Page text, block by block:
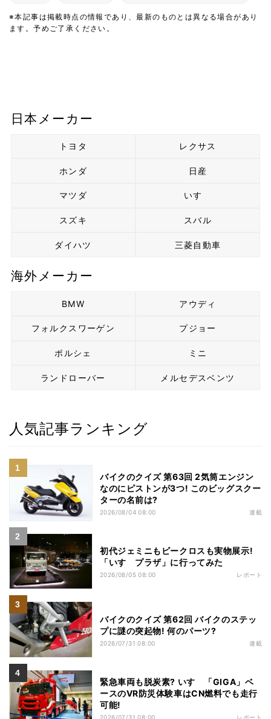
※本記事は掲載時点の情報であり、最新のものとは異なる場合があり
ます。予めご了承ください。
日本メーカー
トヨタ レクサス
ホンダ 日産
マツダ いすゞ
スズキ スバル
ダイハツ 三菱自動車
海外メーカー
BMW アウディ
フォルクスワーゲン プジョー
ポルシェ ミニ
ランドローバー メルセデスベンツ
人気記事ランキング
バイクのクイズ 第63回 2気筒エンジン
なのにピストンが3つ! このビッグスクー
ターの名前は?
2026/08/04 08:00 連載
初代ジェミニもビークロスも実物展示!
「いすゞプラザ」に行ってみた
2026/08/05 08:00 レポート
バイクのクイズ 第62回 バイクのステッ
プに謎の突起物! 何のパーツ?
2026/07/31 08:00 連載
緊急車両も脱炭素? いすゞ「GIGA」ベ
ースのVR防災体験車はCN燃料でも走行
可能!
2026/07/31 08:00 レポート